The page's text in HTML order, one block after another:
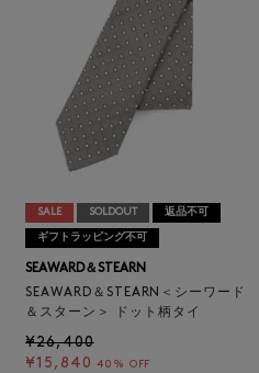
SALE SOLDOUT 返品不可
ギフトラッピング不可
SEAWARD＆STEARN
SEAWARD＆STEARN＜シーワード
＆スターン＞ ドット柄タイ
¥26,400
¥15,840 40% OFF